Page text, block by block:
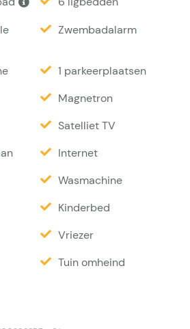
(van 3,5 x 11 meter) is
zee/strand is circa 1,5
de bakker en zijn winkels.
een woon/eetkamer met
streamen van films, een
met bad, wastafel en toilet. De
vaatwasser, Nespresso en
aanwezig, koelkast met
Zwembadalarm
1 parkeerplaatsen
Magnetron
Satelliet TV
Internet
Wasmachine
Kinderbed
Vriezer
Tuin omheind